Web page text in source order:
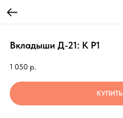
Вкладыши Д-21: К Р1
1 050 р.
КУПИТЬ